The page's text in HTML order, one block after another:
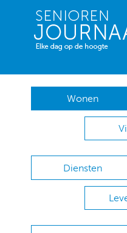
Wonen
Diensten